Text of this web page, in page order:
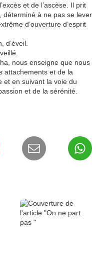
et de l’ascèse. Il prit
déterminé à ne pas se lever
d’ouverture d’esprit
d’éveil.
nous enseigne que nous
attachements et de la
et en suivant la voie du
et de la sérénité.